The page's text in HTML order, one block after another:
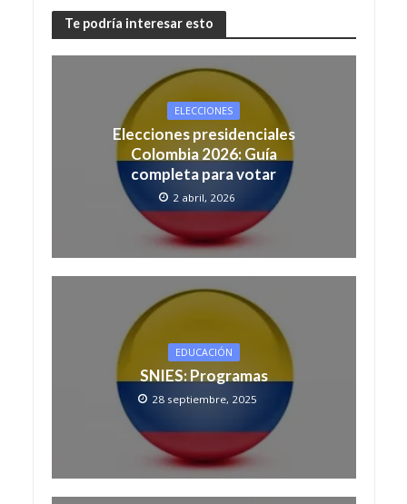
Te podría interesar esto
ELECCIONES
Elecciones presidenciales
Colombia 2026: Guía
completa para votar
2 abril, 2026
EDUCACIÓN
SNIES: Programas
28 septiembre, 2025